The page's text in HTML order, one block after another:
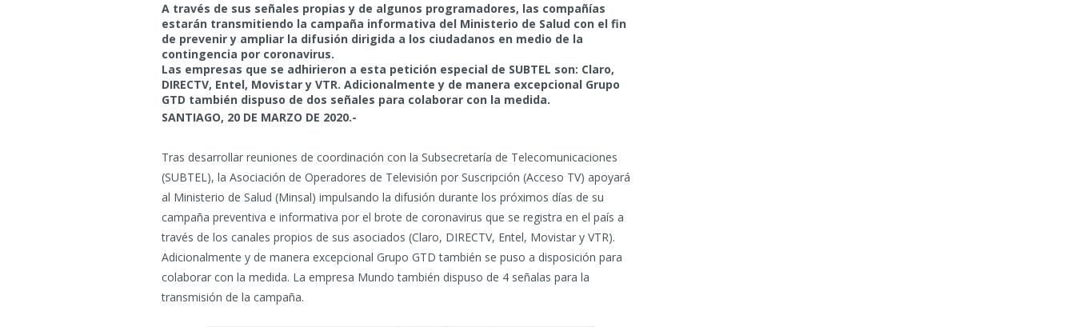
A través de sus señales propias y de algunos programadores, las compañías
estarán transmitiendo la campaña informativa del Ministerio de Salud con el fin
de prevenir y ampliar la difusión dirigida a los ciudadanos en medio de la
contingencia por coronavirus.
Las empresas que se adhirieron a esta petición especial de SUBTEL son: Claro,
DIRECTV, Entel, Movistar y VTR. Adicionalmente y de manera excepcional Grupo
GTD también dispuso de dos señales para colaborar con la medida.
SANTIAGO, 20 DE MARZO DE 2020.-
Tras desarrollar reuniones de coordinación con la Subsecretaría de Telecomunicaciones
(SUBTEL), la Asociación de Operadores de Televisión por Suscripción (Acceso TV) apoyará
al Ministerio de Salud (Minsal) impulsando la difusión durante los próximos días de su
campaña preventiva e informativa por el brote de coronavirus que se registra en el país a
través de los canales propios de sus asociados (Claro, DIRECTV, Entel, Movistar y VTR).
Adicionalmente y de manera excepcional Grupo GTD también se puso a disposición para
colaborar con la medida. La empresa Mundo también dispuso de 4 señalas para la
transmisión de la campaña.